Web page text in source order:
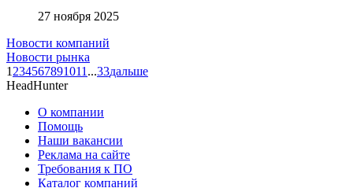
27 ноября 2025
Новости компаний
Новости рынка
1 234567891011 ...33дальше
HeadHunter
О компании
Помощь
Наши вакансии
Реклама на сайте
Требования к ПО
Каталог компаний